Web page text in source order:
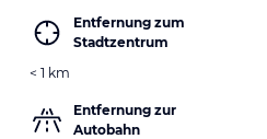
Entfernung zum
Stadtzentrum
< 1 km
Entfernung zur
Autobahn